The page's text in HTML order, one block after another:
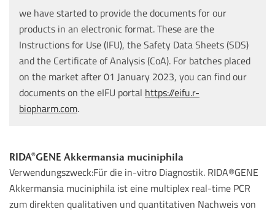
we have started to provide the documents for our
products in an electronic format. These are the
Instructions for Use (IFU), the Safety Data Sheets (SDS)
and the Certificate of Analysis (CoA). For batches placed
on the market after 01 January 2023, you can find our
documents on the eIFU portal https://eifu.r-
biopharm.com.
RIDA®GENE Akkermansia muciniphila
Verwendungszweck:Für die in-vitro Diagnostik. RIDA®GENE
Akkermansia muciniphila ist eine multiplex real-time PCR
zum direkten qualitativen und quantitativen Nachweis von